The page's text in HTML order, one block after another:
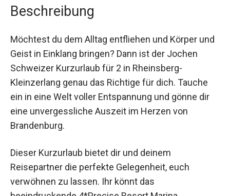
Beschreibung
Möchtest du dem Alltag entfliehen und Körper
und Geist in Einklang bringen? Dann ist der
Jochen Schweizer Kurzurlaub für 2 in
Rheinsberg-Kleinzerlang genau das Richtige für
dich. Tauche ein in eine Welt voller Entspannung
und gönne dir eine unvergessliche Auszeit im
Herzen von Brandenburg.
Dieser Kurzurlaub bietet dir und deinem
Reisepartner die perfekte Gelegenheit, euch
verwöhnen zu lassen. Ihr könnt das